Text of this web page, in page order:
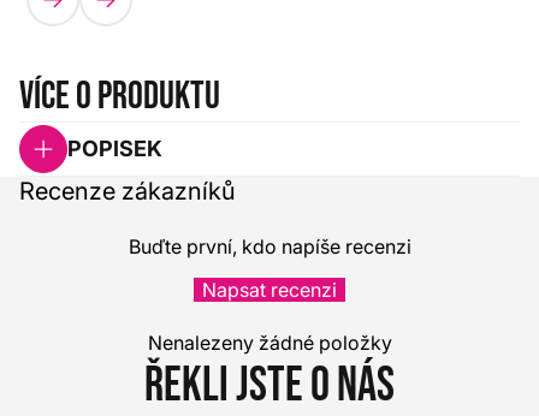
Více o produktu
POPISEK
Recenze zákazníků
Buďte první, kdo napíše recenzi
Napsat recenzi
Nenalezeny žádné položky
Řekli jste o nás